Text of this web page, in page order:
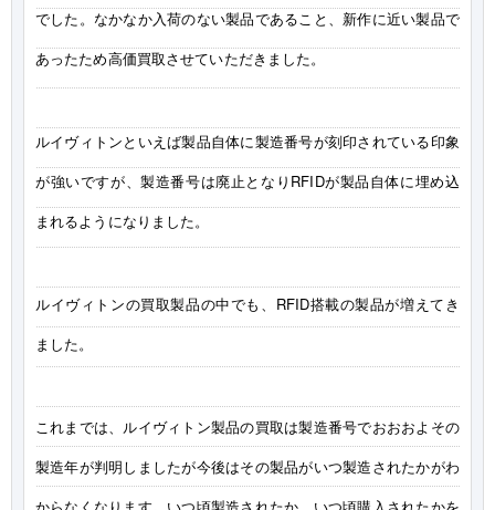
でした。なかなか入荷のない製品であること、新作に近い製品で
あったため高価買取させていただきました。
ルイヴィトンといえば製品自体に製造番号が刻印されている印象
が強いですが、製造番号は廃止となりRFIDが製品自体に埋め込
まれるようになりました。
ルイヴィトンの買取製品の中でも、RFID搭載の製品が増えてき
ました。
これまでは、ルイヴィトン製品の買取は製造番号でおおおよその
製造年が判明しましたが今後はその製品がいつ製造されたかがわ